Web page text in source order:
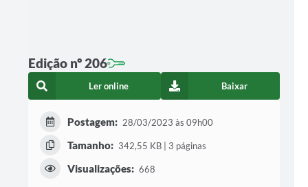
Edição nº 206
Ler online Baixar
Postagem: 28/03/2023 às 09h00
Tamanho: 342,55 KB | 3 páginas
Visualizações: 668